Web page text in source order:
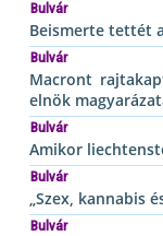
Bulvár
Beismerte tettét
Bulvár
Macront
elnök
Bulvár
Amikor
Bulvár
„Szex, kannabis
Bulvár